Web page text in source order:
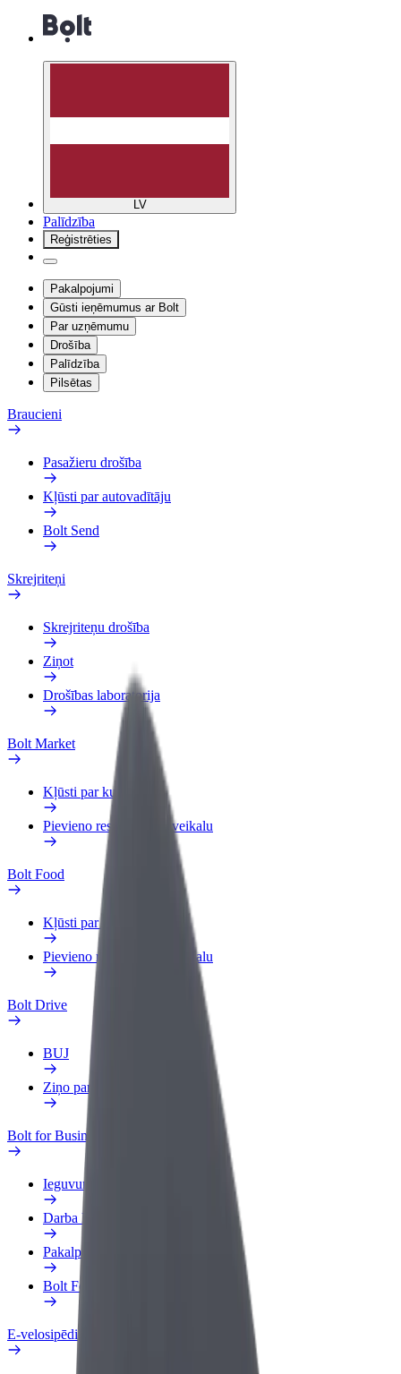
LV
Palīdzība
Reģistrēties
Pakalpojumi
Gūsti ieņēmumus ar Bolt
Par uzņēmumu
Drošība
Palīdzība
Pilsētas
Braucieni
Pasažieru drošība
Kļūsti par autovadītāju
Bolt Send
Skrejriteņi
Skrejriteņu drošība
Ziņot
Drošības laboratorija
Bolt Market
Kļūsti par kurjeru
Pievieno restorānu vai veikalu
Bolt Food
Kļūsti par kurjeru
Pievieno restorānu vai veikalu
Bolt Drive
BUJ
Ziņo par transportlīdzekli
Bolt for Business
Ieguvumi
Darba Profils
Pakalpojumi
Bolt Food uzņēmumiem
E-velosipēdi